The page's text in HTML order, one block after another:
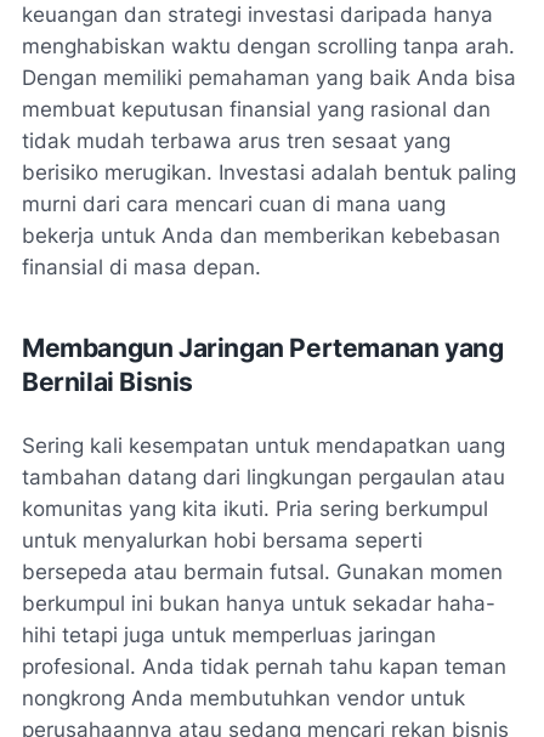
keuangan dan strategi investasi daripada hanya
menghabiskan waktu dengan scrolling tanpa arah.
Dengan memiliki pemahaman yang baik Anda bisa
membuat keputusan finansial yang rasional dan
tidak mudah terbawa arus tren sesaat yang
berisiko merugikan. Investasi adalah bentuk paling
murni dari cara mencari cuan di mana uang
bekerja untuk Anda dan memberikan kebebasan
finansial di masa depan.
Membangun Jaringan Pertemanan yang
Bernilai Bisnis
Sering kali kesempatan untuk mendapatkan uang
tambahan datang dari lingkungan pergaulan atau
komunitas yang kita ikuti. Pria sering berkumpul
untuk menyalurkan hobi bersama seperti
bersepeda atau bermain futsal. Gunakan momen
berkumpul ini bukan hanya untuk sekadar haha-
hihi tetapi juga untuk memperluas jaringan
profesional. Anda tidak pernah tahu kapan teman
nongkrong Anda membutuhkan vendor untuk
perusahaannya atau sedang mencari rekan bisnis